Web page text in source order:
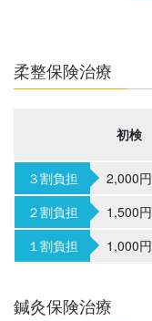
柔整保険治療
初検
３割負担
2,000円
２割負担
1,500円
１割負担
1,000円
鍼灸保険治療